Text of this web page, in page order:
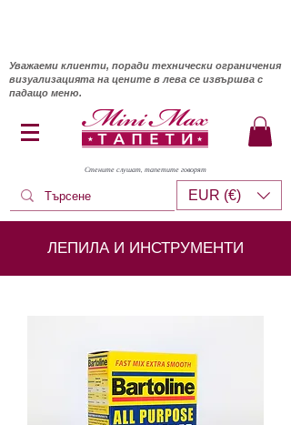
Уважаеми клиенти, поради технически ограничения
визуализацията на цените в лева се извършва с
падащо меню.
Стените слушат, тапетите говорят
EUR (€)
ЛЕПИЛА И ИНСТРУМЕНТИ